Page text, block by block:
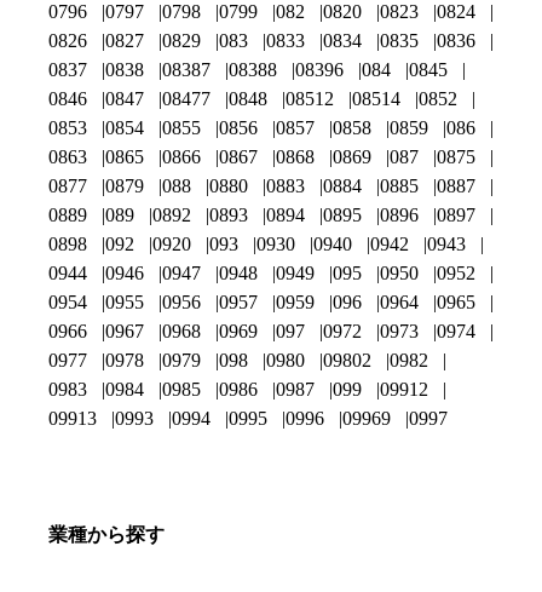
0796
0797 0798 0799 082 0820 0823
0824
0826
0827 0829 083 0833 0834 0835
0836
0837
0838 08387 08388 08396 084
0845
0846
0847 08477 0848 08512 08514
0852
0853
0854 0855 0856 0857 0858 0859
086
0863
0865 0866 0867 0868 0869 087
0875
0877
0879 088 0880 0883 0884 0885
0887
0889
089 0892 0893 0894 0895 0896
0897
0898
092 0920 093 0930 0940 0942
0943
0944
0946 0947 0948 0949 095 0950
0952
0954
0955 0956 0957 0959 096 0964
0965
0966
0967 0968 0969 097 0972 0973
0974
0977
0978 0979 098 0980 09802
0982
0983
0984 0985 0986 0987 099
09912
09913
0993 0994 0995 0996 09969 0997
業種から探す